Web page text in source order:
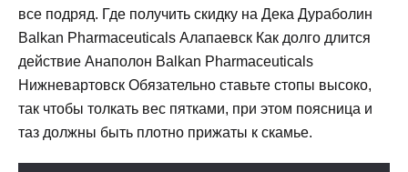
все подряд. Где получить скидку на Дека Дураболин
Balkan Pharmaceuticals Алапаевск Как долго длится
действие Анаполон Balkan Pharmaceuticals
Нижневартовск Обязательно ставьте стопы высоко,
так чтобы толкать вес пятками, при этом поясница и
таз должны быть плотно прижаты к скамье.